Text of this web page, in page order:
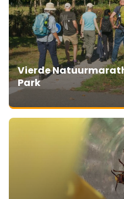
Vierde
Park